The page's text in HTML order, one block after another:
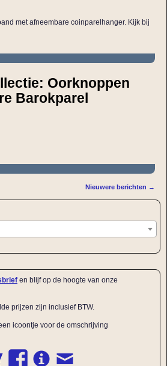
met afneembare coinparelhanger. Kijk bij
Oorknoppen
Barokparel
Nieuwere berichten →
en blijf op de hoogte van onze
prijzen zijn inclusief BTW.
icoontje voor de omschrijving